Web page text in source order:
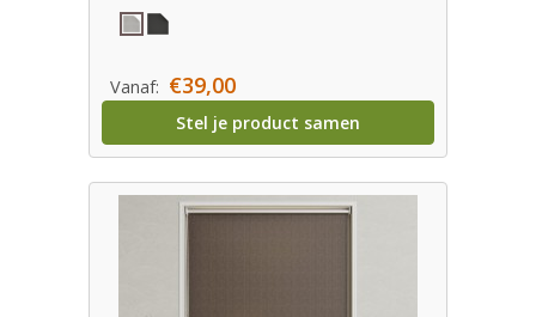
Vanaf: €39,00
Stel je product samen